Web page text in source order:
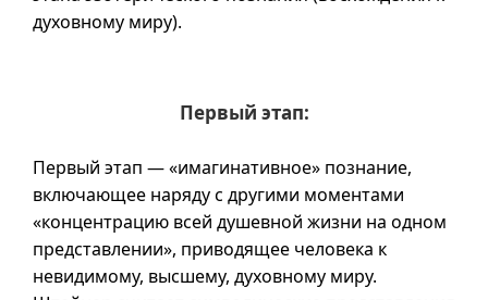
духовному миру).
Первый этап:
Первый этап — «имагинативное» познание,
включающее наряду с другими моментами
«концентрацию всей душевной жизни на одном
представлении», приводящее человека к
невидимому, высшему, духовному миру.